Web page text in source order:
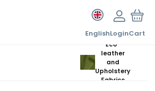
EnglishLoginCart
Eco-
leather
and
Upholstery
Fabrics